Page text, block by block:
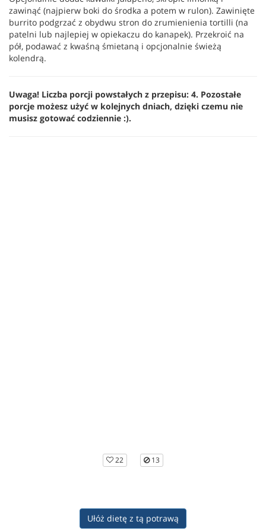
zawinąć (najpierw boki do środka a potem w rulon). Zawinięte
burrito podgrzać z obydwu stron do zrumienienia tortilli (na
patelni lub najlepiej w opiekaczu do kanapek). Przekroić na
pół, podawać z kwaśną śmietaną i opcjonalnie świeżą
kolendrą.
Uwaga! Liczba porcji powstałych z przepisu: 4. Pozostałe
porcje możesz użyć w kolejnych dniach, dzięki czemu nie
musisz gotować codziennie :).
22 13
Ułóż dietę z tą potrawą